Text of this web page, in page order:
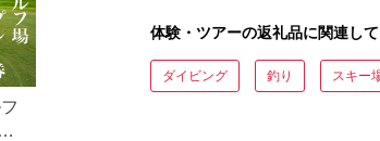
体験・ツアーの返礼品に関連し
ダイビング 釣り スキー